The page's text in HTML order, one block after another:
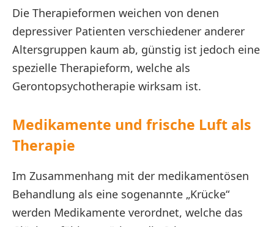
Die Therapieformen weichen von denen
depressiver Patienten verschiedener anderer
Altersgruppen kaum ab, günstig ist jedoch eine
spezielle Therapieform, welche als
Gerontopsychotherapie wirksam ist.
Medikamente und frische Luft als
Therapie
Im Zusammenhang mit der medikamentösen
Behandlung als eine sogenannte „Krücke“
werden Medikamente verordnet, welche das